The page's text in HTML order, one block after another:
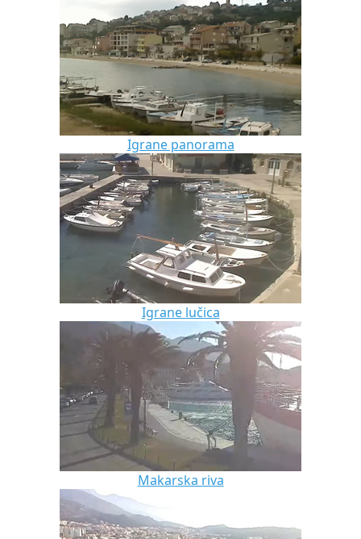
Igrane panorama
Igrane lučica
Makarska riva